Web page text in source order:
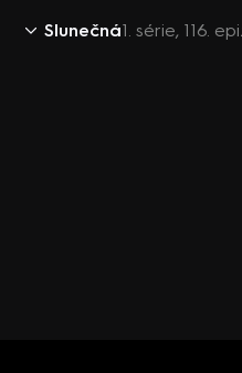
Slunečná1. série, 116.